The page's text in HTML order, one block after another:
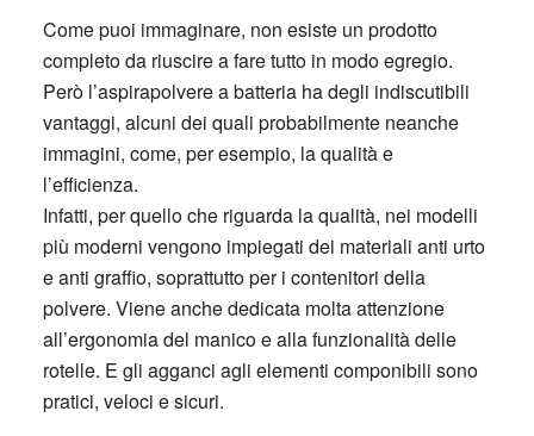
Come puoi immaginare, non esiste un prodotto
completo da riuscire a fare tutto in modo egregio.
Però l’aspirapolvere a batteria ha degli indiscutibili
vantaggi, alcuni dei quali probabilmente neanche
immagini, come, per esempio, la qualità e
l’efficienza.
Infatti, per quello che riguarda la qualità, nei modelli
più moderni vengono impiegati dei materiali anti urto
e anti graffio, soprattutto per i contenitori della
polvere. Viene anche dedicata molta attenzione
all’ergonomia del manico e alla funzionalità delle
rotelle. E gli agganci agli elementi componibili sono
pratici, veloci e sicuri.